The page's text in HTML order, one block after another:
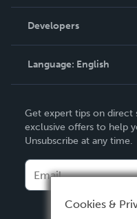
Podcast
Order Lookup
Knowledge Base
Contact Support
Developers
Language: English
Deutsch
Français
Español
Get expert tips on direct
exclusive offers to help
Unsubscribe at any time.
Cookies &